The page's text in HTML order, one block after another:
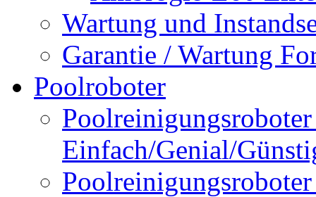
Wartung und
Garantie / Wartung
Poolroboter
Einfach/Genial/